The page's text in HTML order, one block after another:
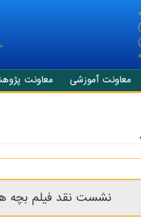
معاونت آموزشی معاونت
نشست نقد فیلم بچه